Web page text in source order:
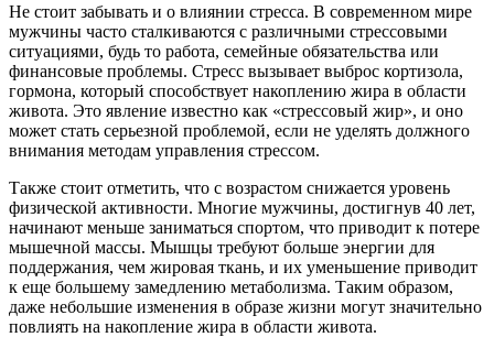
Не стоит забывать и о влиянии стресса. В современном мире
мужчины часто сталкиваются с различными стрессовыми
ситуациями, будь то работа, семейные обязательства или
финансовые проблемы. Стресс вызывает выброс кортизола,
гормона, который способствует накоплению жира в области
живота. Это явление известно как «стрессовый жир», и оно
может стать серьезной проблемой, если не уделять должного
внимания методам управления стрессом.
Также стоит отметить, что с возрастом снижается уровень
физической активности. Многие мужчины, достигнув 40 лет,
начинают меньше заниматься спортом, что приводит к потере
мышечной массы. Мышцы требуют больше энергии для
поддержания, чем жировая ткань, и их уменьшение приводит
к еще большему замедлению метаболизма. Таким образом,
даже небольшие изменения в образе жизни могут значительно
повлиять на накопление жира в области живота.